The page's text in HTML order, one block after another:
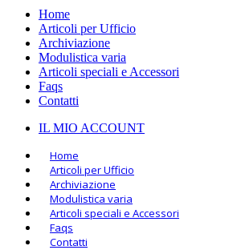
Home
Articoli per Ufficio
Archiviazione
Modulistica varia
Articoli speciali e Accessori
Faqs
Contatti
IL MIO ACCOUNT
Home
Articoli per Ufficio
Archiviazione
Modulistica varia
Articoli speciali e Accessori
Faqs
Contatti